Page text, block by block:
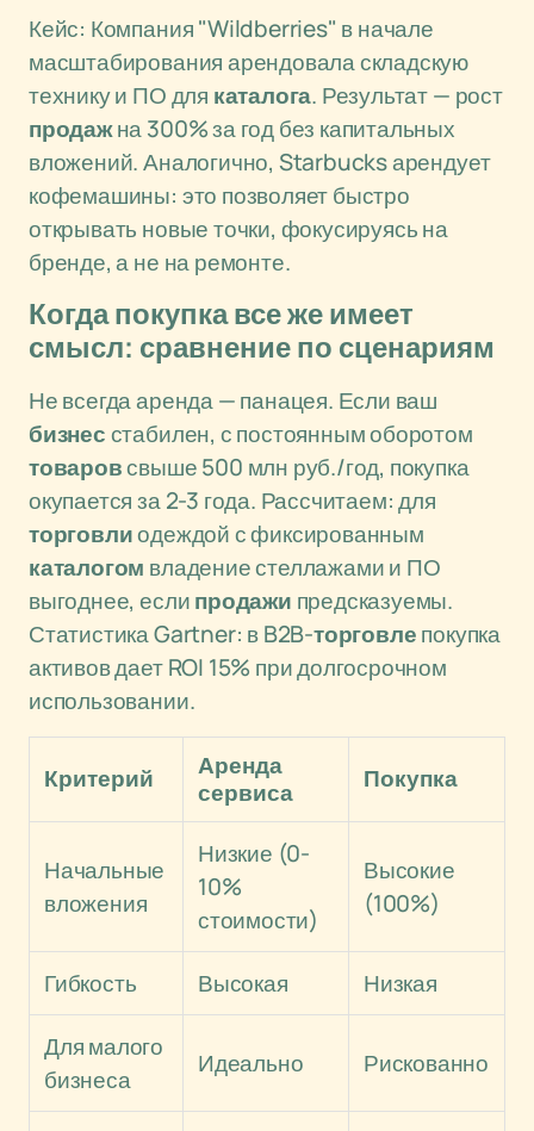
Кейс: Компания "Wildberries" в начале
масштабирования арендовала складскую
технику и ПО для каталога. Результат — рост
продажна 300% за год без капитальных
вложений. Аналогично, Starbucks арендует
кофемашины: это позволяет быстро
открывать новые точки, фокусируясь на
бренде, а не на ремонте.
Когда покупка все же имеет
смысл: сравнение по сценариям
Не всегда аренда — панацея. Если ваш
бизнесстабилен, с постоянным оборотом
товаровсвыше 500 млн руб./год, покупка
окупается за 2-3 года. Рассчитаем: для
торговлиодеждой с фиксированным
каталогом владение стеллажами и ПО
выгоднее, еслипродажи предсказуемы.
Статистика Gartner: в B2B-торговлепокупка
активов дает ROI 15% при долгосрочном
использовании.
Критерий
Аренда
сервиса
Покупка
Начальные
вложения
Низкие (0-
10%
стоимости)
Высокие
(100%)
Гибкость Высокая Низкая
Для малого
бизнеса
Идеально Рискованно